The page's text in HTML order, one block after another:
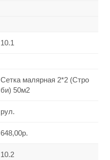
10.1
Сетка малярная 2*2 (Стро
би) 50м2
рул.
648,00р.
10.2